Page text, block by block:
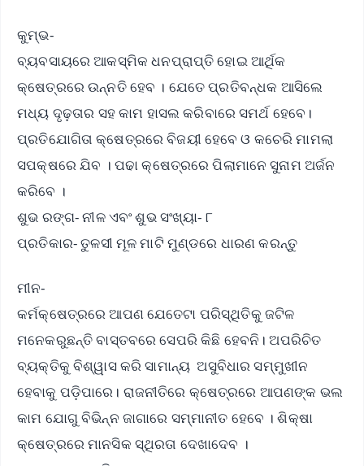
କୁମ୍ଭ-
ବ୍ୟବସାୟରେ ଆକସ୍ମିକ ଧନପ୍ରାପ୍ତି ହୋଇ ଆର୍ଥିକ
କ୍ଷେତ୍ରରେ ଉନ୍ନତି ହେବ । ଯେତେ ପ୍ରତିବନ୍ଧକ ଆସିଲେ
ମଧ୍ୟ ଦୃଢ଼ତାର ସହ କାମ ହାସଲ କରିବାରେ ସମର୍ଥ ହେବେ।
ପ୍ରତିଯୋଗିତା କ୍ଷେତ୍ରରେ ବିଜୟୀ ହେବେ ଓ କଚେରି ମାମଲା
ସପକ୍ଷରେ ଯିବ । ପଢା କ୍ଷେତ୍ରରେ ପିଲାମାନେ ସୁନାମ ଅର୍ଜନ
କରିବେ ।
ଶୁଭ ରଙ୍ଗ- ନୀଳ ଏବଂ ଶୁଭ ସଂଖ୍ୟା- ୮
ପ୍ରତିକାର- ତୁଳସୀ ମୂଳ ମାଟି ମୁଣ୍ଡରେ ଧାରଣ କରନ୍ତୁ
ମୀନ-
କର୍ମକ୍ଷେତ୍ରରେ ଆପଣ ଯେତେଟା ପରିସ୍ଥିତିକୁ ଜଟିଳ
ମନେକରୁଛନ୍ତି ବାସ୍ତବରେ ସେପରି କିଛି ହେବନି। ଅପରିଚିତ
ବ୍ୟକ୍ତିକୁ ବିଶ୍ୱାସ କରି ସାମାନ୍ୟ ଅସୁବିଧାର ସମ୍ମୁଖୀନ
ହେବାକୁ ପଡ଼ିପାରେ। ରାଜନୀତିରେ କ୍ଷେତ୍ରରେ ଆପଣଙ୍କ ଭଲ
କାମ ଯୋଗୁ ବିଭିନ୍ନ ଜାଗାରେ ସମ୍ମାନୀତ ହେବେ । ଶିକ୍ଷା
କ୍ଷେତ୍ରରେ ମାନସିକ ସ୍ଥିରତା ଦେଖାଦେବ ।